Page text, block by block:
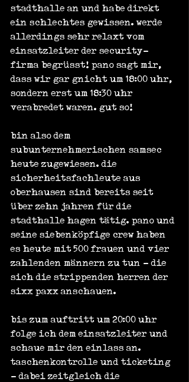
stadthalle an und habe direkt
ein schlechtes gewissen. werde
allerdings sehr relaxt vom
einsatzleiter der security-
firma begrüsst! pano sagt mir,
dass wir gar gnicht um 18:00 uhr,
sondern erst um 18:30 uhr
verabredet waren. gut so!
bin also dem
subunternehmerischen samsec
heute zugewiesen. die
sicherheitsfachleute aus
oberhausen sind bereits seit
über zehn jahren für die
stadthalle hagen tätig. pano und
seine siebenköpfige crew haben
es heute mit 500 frauen und vier
zahlenden männern zu tun - die
sich die strippenden herren der
sixx paxx anschauen.
bis zum auftritt um 20:00 uhr
folge ich dem einsatzleiter und
schaue mir den einlass an.
taschenkontrolle und ticketing
- dabei zeitgleich die